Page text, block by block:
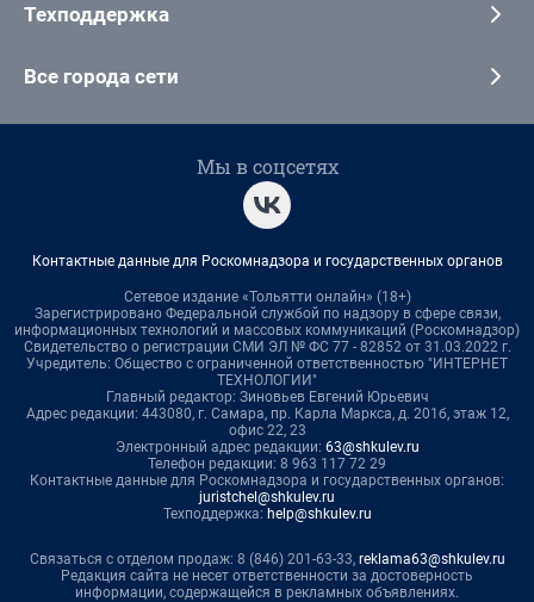
Техподдержка
Все города сети
Мы в соцсетях
Контактные данные для Роскомнадзора и государственных органов
Сетевое издание «Тольятти онлайн» (18+)
Зарегистрировано Федеральной службой по надзору в сфере связи,
информационных технологий и массовых коммуникаций (Роскомнадзор)
Свидетельство о регистрации СМИ ЭЛ № ФС 77 - 82852 от 31.03.2022 г.
Учредитель: Общество с ограниченной ответственностью "ИНТЕРНЕТ
ТЕХНОЛОГИИ"
Главный редактор: Зиновьев Евгений Юрьевич
Адрес редакции: 443080, г. Самара, пр. Карла Маркса, д. 201б, этаж 12,
офис 22, 23
Электронный адрес редакции: 63@shkulev.ru
Телефон редакции: 8 963 117 72 29
Контактные данные для Роскомнадзора и государственных органов:
juristchel@shkulev.ru
Техподдержка: help@shkulev.ru
Связаться с отделом продаж: 8 (846) 201-63-33, reklama63@shkulev.ru
Редакция сайта не несет ответственности за достоверность
информации, содержащейся в рекламных объявлениях.